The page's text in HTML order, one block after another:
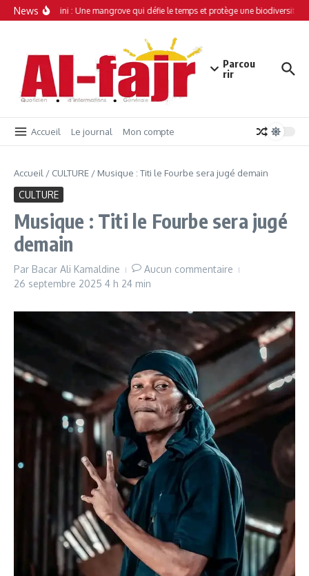
Aller au contenu
News
Simamboini : Une mangrove qui défie le temps et protège une biodiversité
Parcou
rir
Accueil Le journal Mon compte
Accueil / CULTURE / Musique : Titi le Fourbe sera jugé demain
CULTURE
Musique : Titi le Fourbe sera jugé
demain
Par Bacar Ali Kamaldine
Aucun commentaire
26 septembre 2025 4 h 24 min